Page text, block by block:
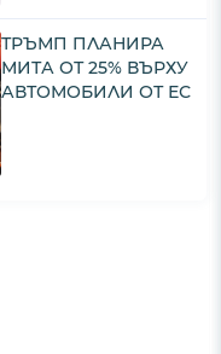
ТРЪМП ПЛАНИРА
МИТА ОТ 25% ВЪРХУ
АВТОМОБИЛИ ОТ ЕС